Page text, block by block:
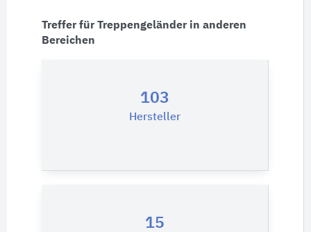
Treffer für Treppengeländer in anderen
Bereichen
103
Hersteller
15